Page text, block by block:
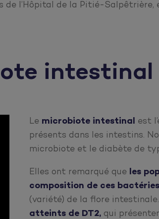
de l’Hôpital de la Pitié-Salpêtrière,
intestinal
Le microbiote intestinal est
présents dans les intestins.
microbiote et le diabète de
Elles ont remarqué que les
composition de ces
(variété) de la flore intestinale.
atteints de DT2, qui